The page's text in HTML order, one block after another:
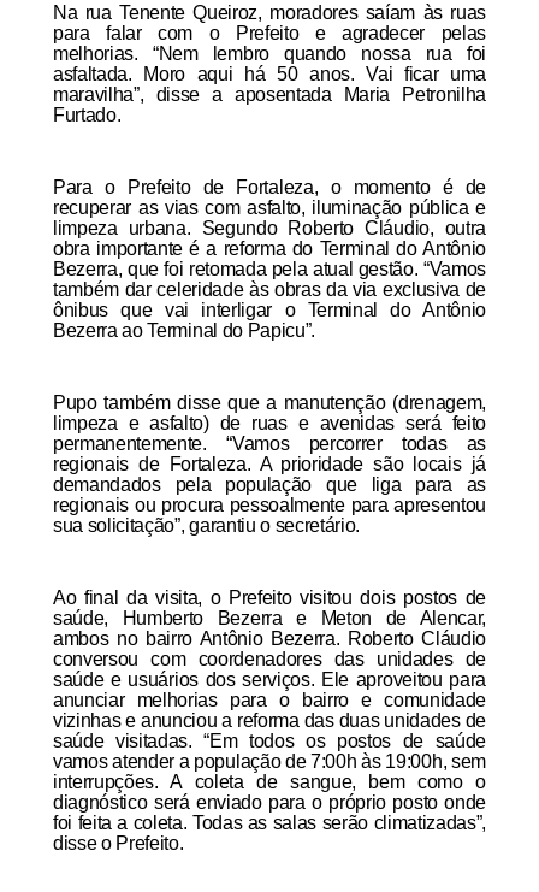
Na rua Tenente Queiroz, moradores saíam às ruas
para falar com o Prefeito e agradecer pelas
melhorias. “Nem lembro quando nossa rua foi
asfaltada. Moro aqui há 50 anos. Vai ficar uma
maravilha”, disse a aposentada Maria Petronilha
Furtado.
Para o Prefeito de Fortaleza, o momento é de
recuperar as vias com asfalto, iluminação pública e
limpeza urbana. Segundo Roberto Cláudio, outra
obra importante é a reforma do Terminal do Antônio
Bezerra, que foi retomada pela atual gestão. “Vamos
também dar celeridade às obras da via exclusiva de
ônibus que vai interligar o Terminal do Antônio
Bezerra ao Terminal do Papicu”.
Pupo também disse que a manutenção (drenagem,
limpeza e asfalto) de ruas e avenidas será feito
permanentemente. “Vamos percorrer todas as
regionais de Fortaleza. A prioridade são locais já
demandados pela população que liga para as
regionais ou procura pessoalmente para apresentou
sua solicitação”, garantiu o secretário.
Ao final da visita, o Prefeito visitou dois postos de
saúde, Humberto Bezerra e Meton de Alencar,
ambos no bairro Antônio Bezerra. Roberto Cláudio
conversou com coordenadores das unidades de
saúde e usuários dos serviços. Ele aproveitou para
anunciar melhorias para o bairro e comunidade
vizinhas e anunciou a reforma das duas unidades de
saúde visitadas. “Em todos os postos de saúde
vamos atender a população de 7:00h às 19:00h, sem
interrupções. A coleta de sangue, bem como o
diagnóstico será enviado para o próprio posto onde
foi feita a coleta. Todas as salas serão climatizadas”,
disse o Prefeito.